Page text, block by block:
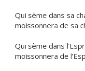
Qui sème dans sa
moissonnera de sa
Qui sème dans
moissonnera de